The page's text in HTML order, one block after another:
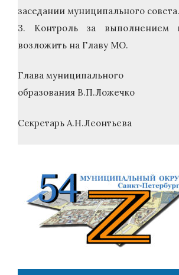
заседании муниципального совета.
3. Контроль за выполнением
возложить на Главу МО.
Глава муниципального
образования В.П.Ложечко
Секретарь А.Н.Леонтьева